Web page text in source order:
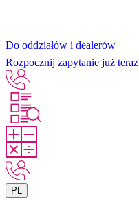
Do oddziałów i dealerów
Rozpocznij zapytanie już teraz
PL